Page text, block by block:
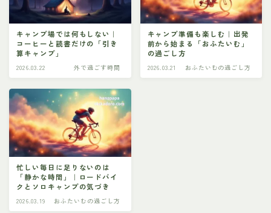
キャンプ場では何もしない｜
コーヒーと読書だけの「引き
算キャンプ」
2026.03.22 外で過ごす時間
キャンプ準備も楽しむ｜出発
前から始まる「おふたいむ」
の過ごし方
2026.03.21 おふたいむの過ごし方
忙しい毎日に足りないのは
「静かな時間」｜ロードバイ
クとソロキャンプの気づき
2026.03.19 おふたいむの過ごし方